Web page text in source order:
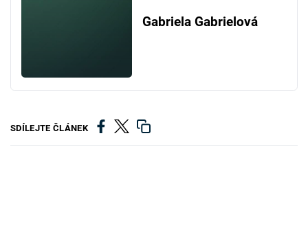
Gabriela Gabrielová
SDÍLEJTE ČLÁNEK